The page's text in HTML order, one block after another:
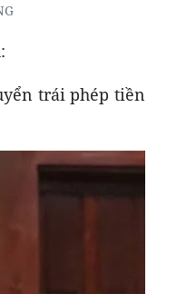
trái phép tiền